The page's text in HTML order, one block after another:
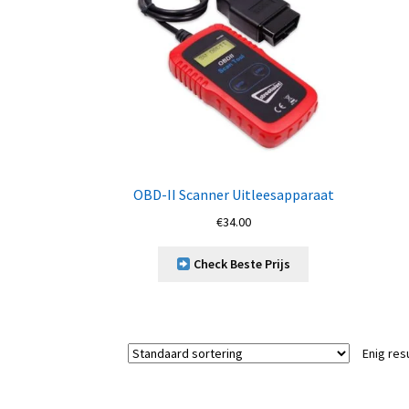
OBD-II Scanner Uitleesapparaat
€34.00
Check Beste Prijs
Enig